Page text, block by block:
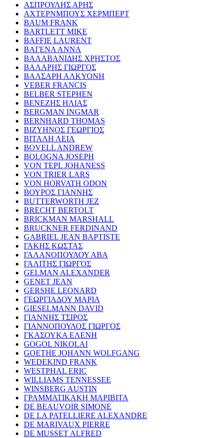
ΑΣΠΡΟΥΛΗΣ ΑΡΗΣ
ΑΧΤΕΡΝΜΠΟΥΣ ΧΕΡΜΠΕΡΤ
BAUM FRANK
BARTLETT MIKE
BAFFIE LAURENT
ΒΑΓΕΝΑ ΑΝΝΑ
ΒΑΛΑΒΑΝΙΔΗΣ ΧΡΗΣΤΟΣ
ΒΑΛΑΡΗΣ ΓΙΩΡΓΟΣ
ΒΑΛΣΑΡΗ ΑΛΚΥΟΝΗ
VEBER FRANCIS
BELBER STEPHEN
ΒΕΝΕΖΗΣ ΗΛΙΑΣ
BERGMAN INGMAR
BERNHARD THOMAS
ΒΙΖΥΗΝΟΣ ΓΕΩΡΓΙΟΣ
ΒΙΤΑΛΗ ΛΕΙΑ
BOVELL ANDREW
BOLOGNA JOSEPH
VON TEPL JOHANESS
VON TRIER LARS
VON HORVATH ODON
ΒΟΥΡΟΣ ΓΙΑΝΝΗΣ
BUTTERWORTH JEZ
BRECHT BERTOLT
BRICKMAN MARSHALL
BRUCKNER FERDINAND
GABRIEL JEAN BAPTISTE
ΓΑΚΗΣ ΚΩΣΤΑΣ
ΓΑΛΑΝΟΠΟΥΛΟΥ ΑΒΑ
ΓΑΛΙΤΗΣ ΓΙΩΡΓΟΣ
GELMAN ALEXANDER
GENET JEAN
GERSHE LEONARD
ΓΕΩΡΓΙΑΔΟΥ ΜΑΡΙΑ
GIESELMANN DAVID
ΓΙΑΝΝΗΣ ΤΣΙΡΟΣ
ΓΙΑΝΝΟΠΟΥΛΟΣ ΓΙΩΡΓΟΣ
ΓΚΑΣΟΥΚΑ ΕΛΕΝΗ
GOGOL NIKOLAI
GOETHE JOHANN WOLFGANG
WEDEKIND FRANK
WESTPHAL ERIC
WILLIAMS TENNESSEE
WINSBERG AUSTIN
ΓΡΑΜΜΑΤΙΚΑΚΗ ΜΑΡΙΒΙΤΑ
DE BEAUVOIR SIMONE
DE LA PATELLIERE ALEXANDRE
DE MARIVAUX PIERRE
DE MUSSET ALFRED